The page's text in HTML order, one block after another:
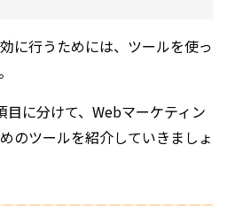
に行うためには、ツールを使っ
目に分けて、Webマーケティン
のツールを紹介していきましょ